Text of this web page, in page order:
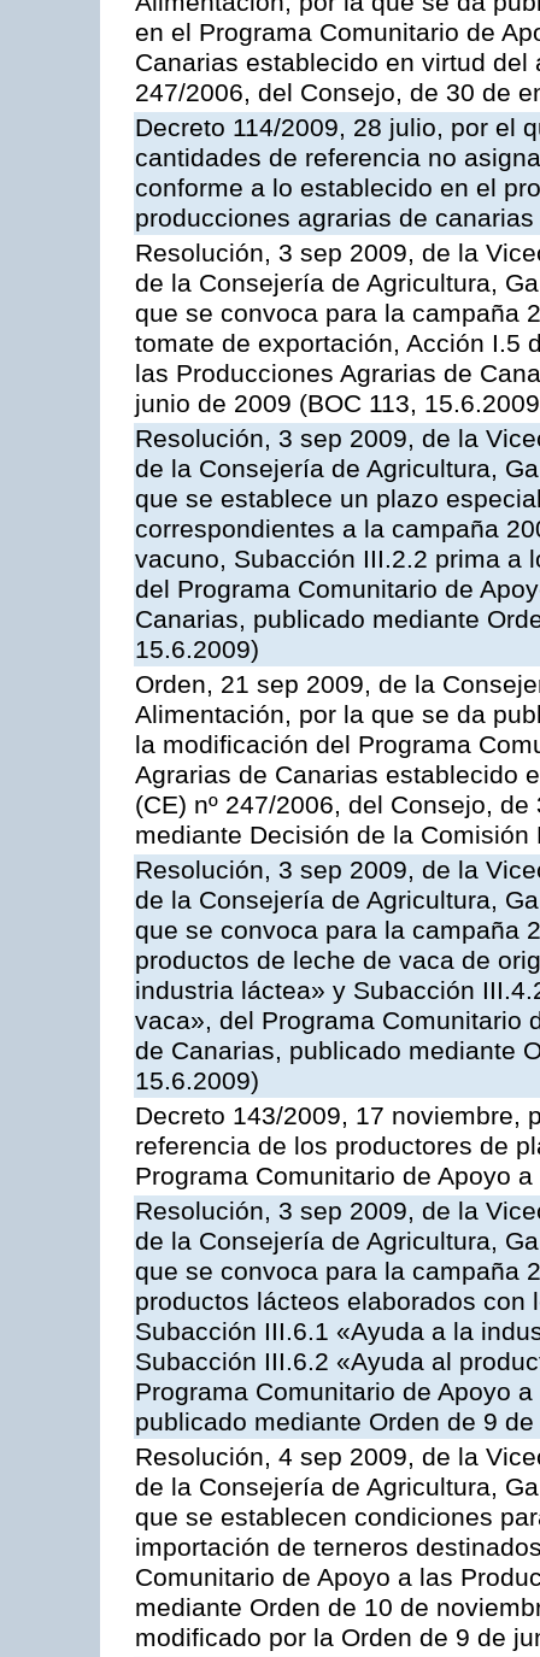
en el Programa Comunitario de
Canarias establecido en virtud
247/2006, del Consejo, de 30 de
Decreto 114/2009, 28 julio, por el
cantidades de referencia no
conforme a lo establecido en el
producciones agrarias de canarias
Resolución, 3 sep 2009, de la
de la Consejería de Agricultura,
que se convoca para la campaña
tomate de exportación, Acción I.5
las Producciones Agrarias de
junio de 2009 (BOC 113,
Resolución, 3 sep 2009, de la
de la Consejería de Agricultura,
que se establece un plazo
correspondientes a la campaña
vacuno, Subacción III.2.2 prima a
del Programa Comunitario de
Canarias, publicado mediante
15.6.2009)
Orden, 21 sep 2009, de la
Alimentación, por la que se da
la modificación del Programa
Agrarias de Canarias establecido
(CE) nº 247/2006, del Consejo,
mediante Decisión de la
Resolución, 3 sep 2009, de la
de la Consejería de Agricultura,
que se convoca para la campaña
productos de leche de vaca de
industria láctea» y Subacción
vaca», del Programa Comunitario
de Canarias, publicado mediante
15.6.2009)
Decreto 143/2009, 17 noviembre,
referencia de los productores de
Programa Comunitario de Apoyo
Resolución, 3 sep 2009, de la
de la Consejería de Agricultura,
que se convoca para la campaña
productos lácteos elaborados
Subacción III.6.1 «Ayuda a la
Subacción III.6.2 «Ayuda al
Programa Comunitario de Apoyo
publicado mediante Orden de 9
Resolución, 4 sep 2009, de la
de la Consejería de Agricultura,
que se establecen condiciones
importación de terneros
Comunitario de Apoyo a las
mediante Orden de 10 de
modificado por la Orden de 9 de